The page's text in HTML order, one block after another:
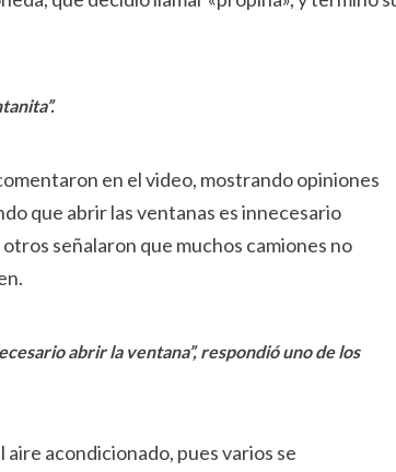
en el video, mostrando opiniones
que abrir las ventanas es innecesario
señalaron que muchos camiones no
abrir la ventana”, respondió uno de los
acondicionado, pues varios se